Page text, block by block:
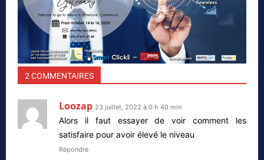
2 COMMENTAIRES
Loozap 23 juillet, 2022 à 0 h 40 min
Alors il faut essayer de voir comment les
satisfaire pour avoir élevé le niveau
Répondre